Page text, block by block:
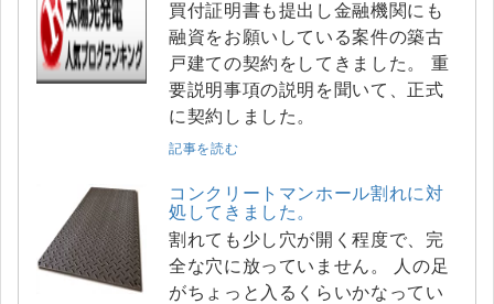
買付証明書も提出し金融機関にも
融資をお願いしている案件の築古
戸建ての契約をしてきました。 重
要説明事項の説明を聞いて、正式
に契約しました。
記事を読む
コンクリートマンホール割れに対
処してきました。
割れても少し穴が開く程度で、完
全な穴に放っていません。 人の足
がちょっと入るくらいかなってい